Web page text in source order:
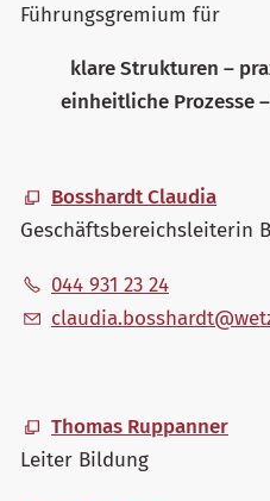
Führungsgremium für
klare Strukturen –
einheitliche Prozesse
Bosshardt Claudia
Geschäftsbereichsleiterin
044 931 23 24
cl
d b ssh rdt w
Thomas Ruppanner
Leiter Bildung